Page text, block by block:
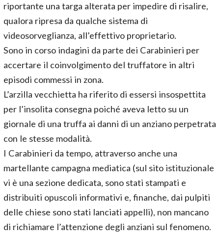
riportante una targa alterata per impedire di risalire,
qualora ripresa da qualche sistema di
videosorveglianza, all’effettivo proprietario.
Sono in corso indagini da parte dei Carabinieri per
accertare il coinvolgimento del truffatore in altri
episodi commessi in zona.
L’arzilla vecchietta ha riferito di essersi insospettita
per l’insolita consegna poiché aveva letto su un
giornale di una truffa ai danni di un anziano perpetrata
con le stesse modalità.
I Carabinieri da tempo, attraverso anche una
martellante campagna mediatica (sul sito istituzionale
vi è una sezione dedicata, sono stati stampati e
distribuiti opuscoli informativi e, finanche, dai pulpiti
delle chiese sono stati lanciati appelli), non mancano
di richiamare l’attenzione degli anziani sul fenomeno.